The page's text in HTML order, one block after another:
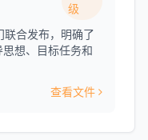
级
联合发布，明确了
想、目标任务和
查看文件